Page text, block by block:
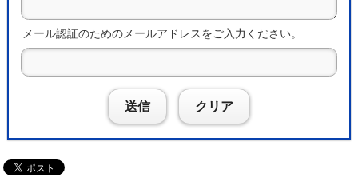
メール認証のためのメールアドレスをご入力ください。
送信 クリア